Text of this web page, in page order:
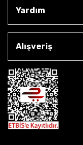
Yardım
Alışveriş